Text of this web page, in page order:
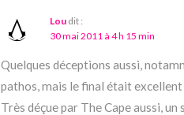
Lou dit :
30 mai 2011 à 4 h 15 min
Quelques déceptions aussi,
pathos, mais le final était
Très déçue par The Cape aussi,